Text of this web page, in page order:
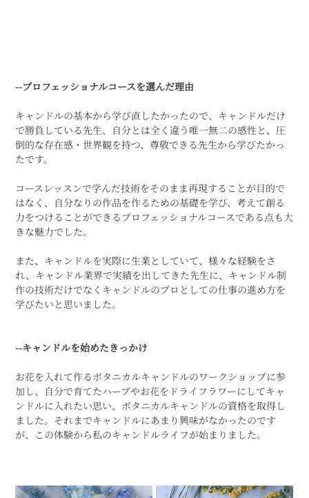
--プロフェッショナルコースを選んだ理由
キャンドルの基本から学び直したかったので、キャンドルだけ
で勝負している先生、自分とは全く違う唯一無二の感性と、圧
倒的な存在感・世界観を持つ、尊敬できる先生から学びたかっ
たです。
コースレッスンで学んだ技術をそのまま再現することが目的で
はなく、自分なりの作品を作るための基礎を学び、考えて創る
力をつけることができるプロフェッショナルコースである点も大
きな魅力でした。
また、キャンドルを実際に生業としていて、様々な経験をさ
れ、キャンドル業界で実績を出してきた先生に、キャンドル制
作の技術だけでなくキャンドルのプロとしての仕事の進め方を
学びたいと思いました。
--キャンドルを始めたきっかけ
お花を入れて作るボタニカルキャンドルのワークショップに参
加し、自分で育てたハーブやお花をドライフラワーにしてキャ
ンドルに入れたい思い、ボタニカルキャンドルの資格を取得し
ました。それまでキャンドルにあまり興味がなかったのです
が、この体験から私のキャンドルライフが始まりました。